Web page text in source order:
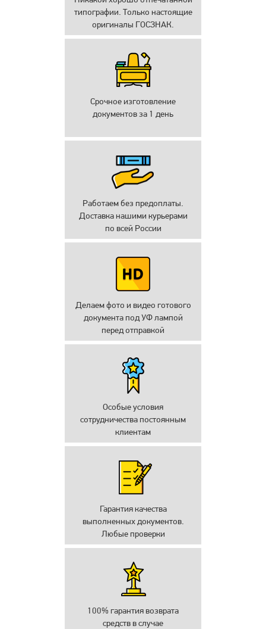
типографии. Только настоящие
оригиналы ГОСЗНАК.
Срочное изготовление
документов за 1 день
Работаем без предоплаты.
Доставка нашими курьерами
по всей России
Делаем фото и видео готового
документа под УФ лампой
перед отправкой
Особые условия
сотрудничества постоянным
клиентам
Гарантия качества
выполненных документов.
Любые проверки
100% гарантия возврата
средств в случае